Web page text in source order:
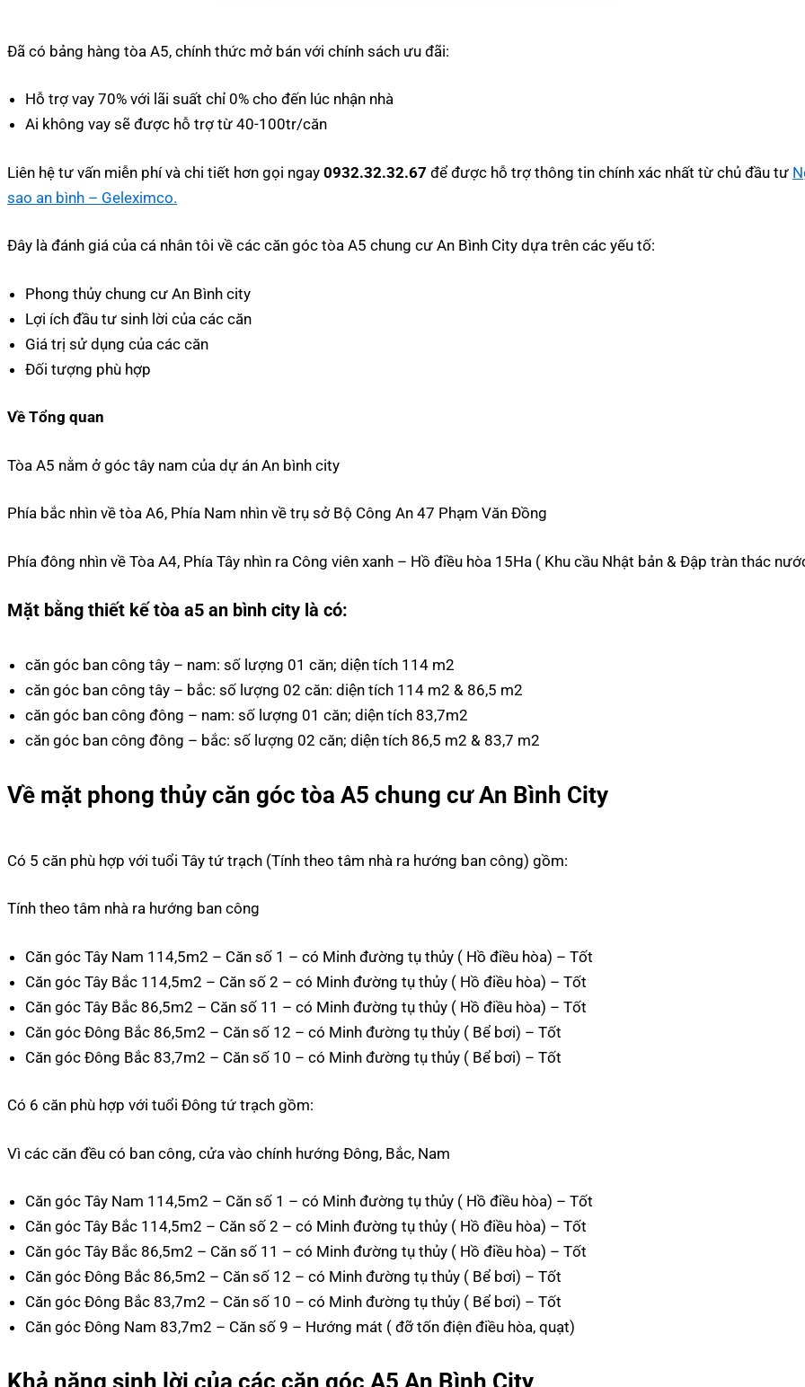
Đã có bảng hàng tòa A5, chính thức mở bán với chính sách ưu đãi:
Hỗ trợ vay 70% với lãi suất chỉ 0% cho đến lúc nhận nhà
Ai không vay sẽ được hỗ trợ từ 40-100tr/căn
Liên hệ tư vấn miễn phí và chi tiết hơn gọi ngay 0932.32.32.67 để được hỗ trợ thông tin chính xác nhất từ chủ đầu tư
sao an bình – Geleximco.
Đây là đánh giá của cá nhân tôi về các căn góc tòa A5 chung cư An Bình City dựa trên các yếu tố:
Phong thủy chung cư An Bình city
Lợi ích đầu tư sinh lời của các căn
Giá trị sử dụng của các căn
Đối tượng phù hợp
Về Tổng quan
Tòa A5 nằm ở góc tây nam của dự án An bình city
Phía bắc nhìn về tòa A6, Phía Nam nhìn về trụ sở Bộ Công An 47 Phạm Văn Đồng
Phía đông nhìn về Tòa A4, Phía Tây nhìn ra Công viên xanh – Hồ điều hòa 15Ha ( Khu cầu Nhật bản & Đập tràn thác
Mặt bằng thiết kế tòa a5 an bình city là có:
căn góc ban công tây – nam: số lượng 01 căn; diện tích 114 m2
căn góc ban công tây – bắc: số lượng 02 căn: diện tích 114 m2 & 86,5 m2
căn góc ban công đông – nam: số lượng 01 căn; diện tích 83,7m2
căn góc ban công đông – bắc: số lượng 02 căn; diện tích 86,5 m2 & 83,7 m2
Về mặt phong thủy căn góc tòa A5 chung cư An Bình City
Có 5 căn phù hợp với tuổi Tây tứ trạch (Tính theo tâm nhà ra hướng ban công) gồm:
Tính theo tâm nhà ra hướng ban công
Căn góc Tây Nam 114,5m2 – Căn số 1 – có Minh đường tụ thủy ( Hồ điều hòa) – Tốt
Căn góc Tây Bắc 114,5m2 – Căn số 2 – có Minh đường tụ thủy ( Hồ điều hòa) – Tốt
Căn góc Tây Bắc 86,5m2 – Căn số 11 – có Minh đường tụ thủy ( Hồ điều hòa) – Tốt
Căn góc Đông Bắc 86,5m2 – Căn số 12 – có Minh đường tụ thủy ( Bể bơi) – Tốt
Căn góc Đông Bắc 83,7m2 – Căn số 10 – có Minh đường tụ thủy ( Bể bơi) – Tốt
Có 6 căn phù hợp với tuổi Đông tứ trạch gồm:
Vì các căn đều có ban công, cửa vào chính hướng Đông, Bắc, Nam
Căn góc Tây Nam 114,5m2 – Căn số 1 – có Minh đường tụ thủy ( Hồ điều hòa) – Tốt
Căn góc Tây Bắc 114,5m2 – Căn số 2 – có Minh đường tụ thủy ( Hồ điều hòa) – Tốt
Căn góc Tây Bắc 86,5m2 – Căn số 11 – có Minh đường tụ thủy ( Hồ điều hòa) – Tốt
Căn góc Đông Bắc 86,5m2 – Căn số 12 – có Minh đường tụ thủy ( Bể bơi) – Tốt
Căn góc Đông Bắc 83,7m2 – Căn số 10 – có Minh đường tụ thủy ( Bể bơi) – Tốt
Căn góc Đông Nam 83,7m2 – Căn số 9 – Hướng mát ( đỡ tốn điện điều hòa, quạt)
Khả năng sinh lời của các căn góc A5 An Bình City